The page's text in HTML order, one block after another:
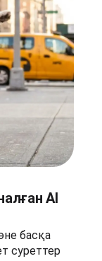
AI
басқа
суреттер